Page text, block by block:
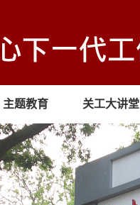
主题教育 关工大讲堂